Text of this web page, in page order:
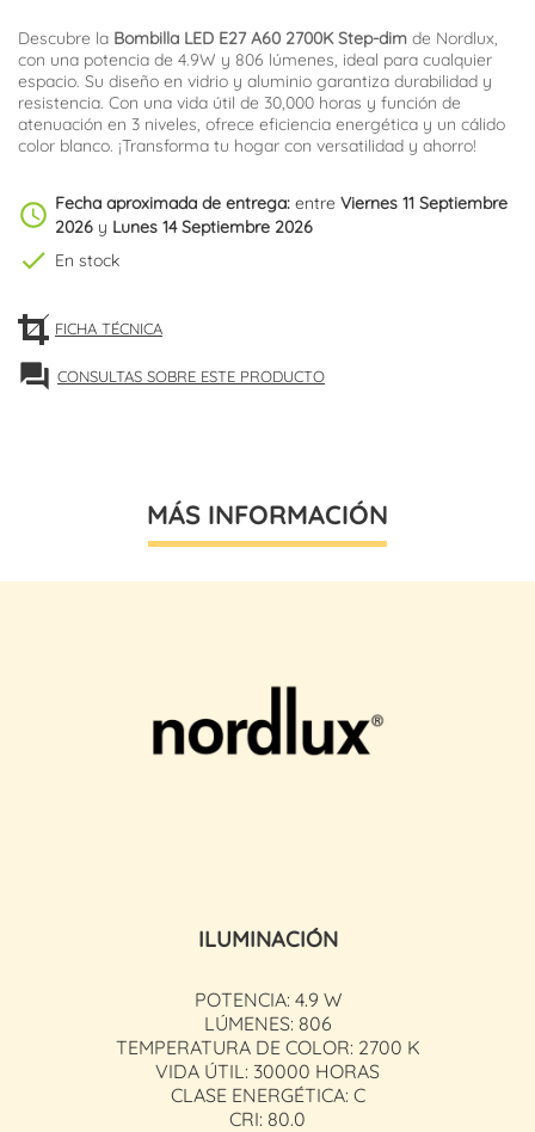
Descubre la Bombilla LED E27 A60 2700K Step-dim de Nordlux,
con una potencia de 4.9W y 806 lúmenes, ideal para cualquier
espacio. Su diseño en vidrio y aluminio garantiza durabilidad y
resistencia. Con una vida útil de 30,000 horas y función de
atenuación en 3 niveles, ofrece eficiencia energética y un cálido
color blanco. ¡Transforma tu hogar con versatilidad y ahorro!
schedule Fecha aproximada de entrega: entre Viernes 11 Septiembre
2026 y Lunes 14 Septiembre 2026
check En stock
FICHA TÉCNICA
forum CONSULTAS SOBRE ESTE PRODUCTO
MÁS INFORMACIÓN
ILUMINACIÓN
POTENCIA: 4.9 W
LÚMENES: 806
TEMPERATURA DE COLOR: 2700 K
VIDA ÚTIL: 30000 HORAS
CLASE ENERGÉTICA: C
CRI: 80.0